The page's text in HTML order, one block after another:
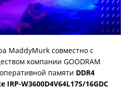
MaddyMurk совместно с
компании GOODRAM
памяти DDR4
W3600D4V64L17S/16GDC